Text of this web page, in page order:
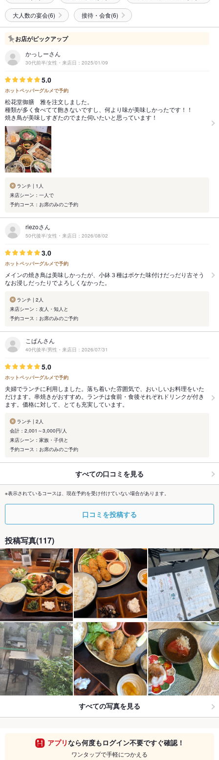
大人数の宴会(6) 接待・会食(6)
お店がピックアップ
かっしーさん
30代前半/女性・来店日：2025/01/09
5.0
ホットペッパーグルメで予約
松花堂御膳 雅を注文しました。
種類が多く食べてて飽きないですし、何より味が美味しかったです！！
焼き鳥が美味しすぎたのでまた伺いたいと思っています！
ランチ | 1人
来店シーン：一人で
予約コース：お席のみのご予約
riezoさん
50代後半/女性・来店日：2026/08/02
3.0
ホットペッパーグルメで予約
メインの焼き鳥は美味しかったが、小鉢３種はボケた味付けだっだり古そう
なお浸しだったりでよろしくなかった。
ランチ | 2人
来店シーン：友人・知人と
予約コース：お席のみのご予約
こぱんさん
40代後半/男性・来店日：2026/07/31
5.0
ホットペッパーグルメで予約
夫婦でランチに利用しました。落ち着いた雰囲気で、おいしいお料理をいた
だけます。串焼きがおすすめ。ランチは食前・食後それぞれドリンクが付き
ます。価格に対して、とても充実しています。
ランチ | 2人
会計：2,001～3,000円/人
来店シーン：家族・子供と
予約コース：お席のみのご予約
すべての口コミを見る
※表示されているコースは、現在予約を受け付けていない場合があります。
口コミを投稿する
投稿写真(117)
すべての写真を見る
アプリなら何度もログイン不要ですぐ確認！
ワンタップで手軽につかえる